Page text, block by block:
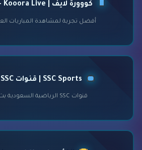
كووورة لايف | Kooora Live - أفضل تجربة
أفضل تجربة لمشاهدة المباريات
قنوات SSC الرياضية السعودية بث مباشر HD